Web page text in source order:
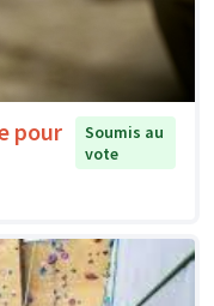
pour
Soumis au
vote